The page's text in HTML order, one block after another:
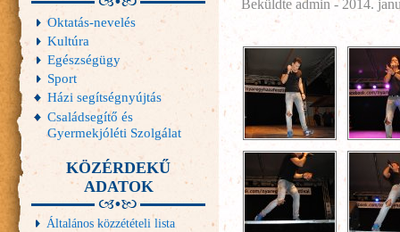
Beküldte admin - 2014.
Oktatás-nevelés
Kultúra
Egészségügy
Sport
Házi segítségnyújtás
Családsegítő és
Gyermekjóléti Szolgálat
KÖZÉRDEKŰ
ADATOK
Általános közzétételi lista